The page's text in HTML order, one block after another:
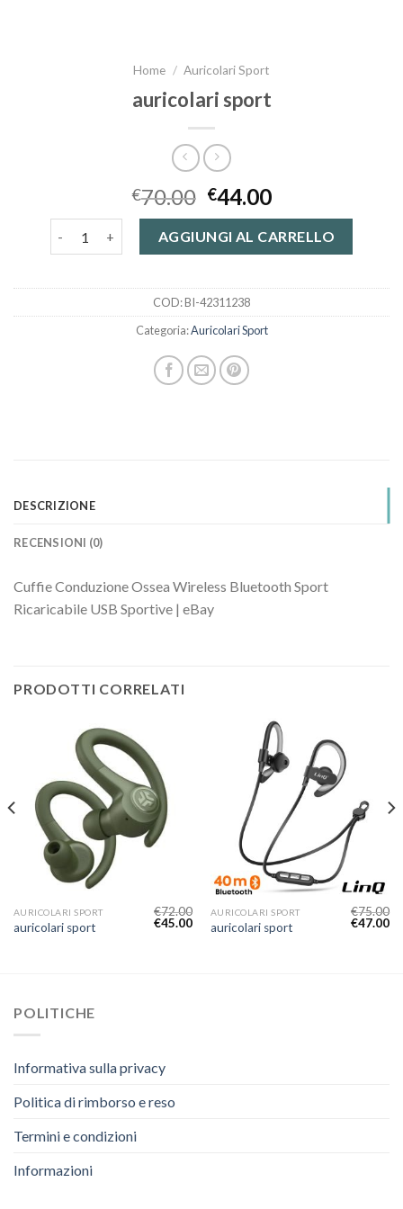
Home / Auricolari Sport
auricolari sport
€70.00 €44.00
AGGIUNGI AL CARRELLO
COD:BI-42311238
Categoria:Auricolari Sport
DESCRIZIONE
RECENSIONI (0)
Cuffie Conduzione Ossea Wireless Bluetooth Sport
Ricaricabile USB Sportive | eBay
PRODOTTI CORRELATI
AURICOLARI SPORT
auricolari sport
€72.00
€45.00
AURICOLARI SPORT
auricolari sport
€75.00
€47.00
POLITICHE
Informativa sulla privacy
Politica di rimborso e reso
Termini e condizioni
Informazioni